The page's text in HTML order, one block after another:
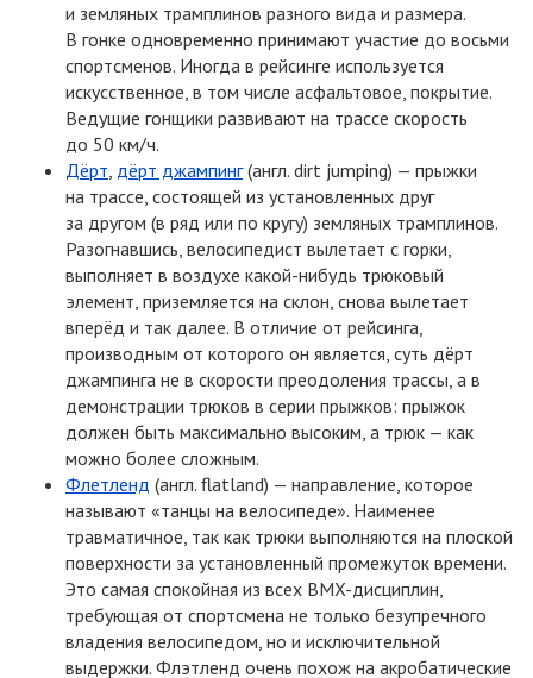
и земляных трамплинов разного вида и размера.
В гонке одновременно принимают участие до восьми
спортсменов. Иногда в рейсинге используется
искусственное, в том числе асфальтовое, покрытие.
Ведущие гонщики развивают на трассе скорость
до 50 км/ч.
Дёрт, дёрт джампинг (англ. dirt jumping) — прыжки
на трассе, состоящей из установленных друг
за другом (в ряд или по кругу) земляных трамплинов.
Разогнавшись, велосипедист вылетает с горки,
выполняет в воздухе какой-нибудь трюковый
элемент, приземляется на склон, снова вылетает
вперёд и так далее. В отличие от рейсинга,
производным от которого он является, суть дёрт
джампинга не в скорости преодоления трассы, а в
демонстрации трюков в серии прыжков: прыжок
должен быть максимально высоким, а трюк — как
можно более сложным.
Флетленд (англ. flatland) — направление, которое
называют «танцы на велосипеде». Наименее
травматичное, так как трюки выполняются на плоской
поверхности за установленный промежуток времени.
Это самая спокойная из всех BMX-дисциплин,
требующая от спортсмена не только безупречного
владения велосипедом, но и исключительной
выдержки. Флэтленд очень похож на акробатические